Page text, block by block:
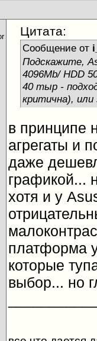
Цитата:
Сообщение от
Подскажите,
4096Mb/ HDD
40 тыр -
критична), или
в принципе
агрегаты и
даже
графикой...
хотя и у
платформа
которые
выбор... но